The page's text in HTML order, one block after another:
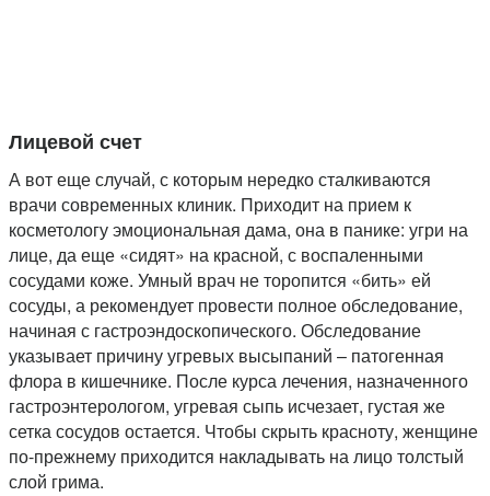
Лицевой счет
А вот еще случай, с которым нередко сталкиваются
врачи современных клиник. Приходит на прием к
косметологу эмоциональная дама, она в панике: угри на
лице, да еще «сидят» на красной, с воспаленными
сосудами коже. Умный врач не торопится «бить» ей
сосуды, а рекомендует провести полное обследование,
начиная с гастроэндоскопического. Обследование
указывает причину угревых высыпаний – патогенная
флора в кишечнике. После курса лечения, назначенного
гастроэнтерологом, угревая сыпь исчезает, густая же
сетка сосудов остается. Чтобы скрыть красноту, женщине
по-прежнему приходится накладывать на лицо толстый
слой грима.